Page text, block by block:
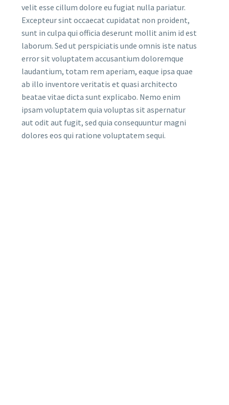
velit esse cillum dolore eu fugiat nulla pariatur.
Excepteur sint occaecat cupidatat non proident,
sunt in culpa qui officia deserunt mollit anim id est
laborum. Sed ut perspiciatis unde omnis iste natus
error sit voluptatem accusantium doloremque
laudantium, totam rem aperiam, eaque ipsa quae
ab illo inventore veritatis et quasi architecto
beatae vitae dicta sunt explicabo. Nemo enim
ipsam voluptatem quia voluptas sit aspernatur
aut odit aut fugit, sed quia consequuntur magni
dolores eos qui ratione voluptatem sequi.